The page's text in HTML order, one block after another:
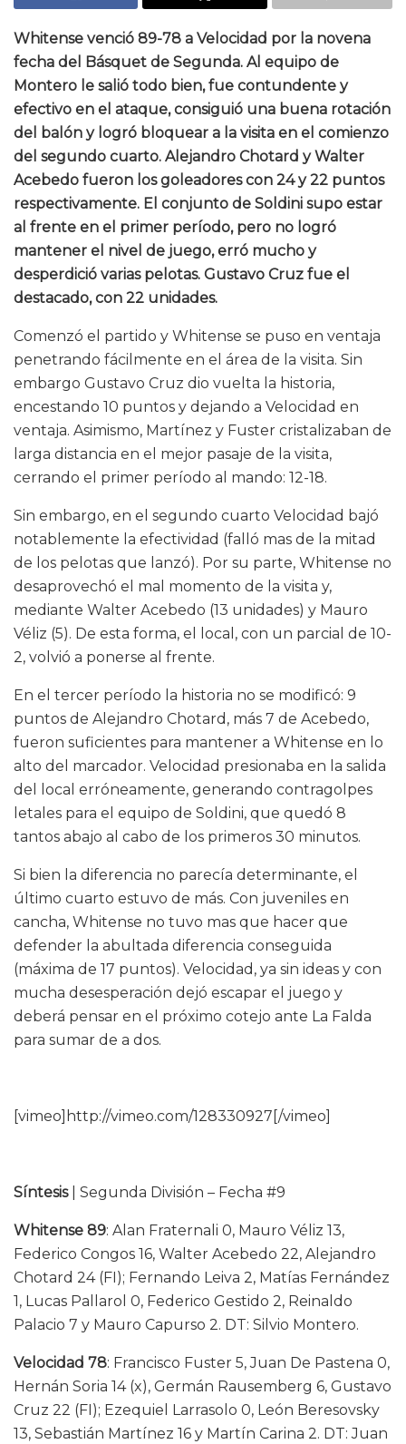
Whitense venció 89-78 a Velocidad por la novena
fecha del Básquet de Segunda. Al equipo de
Montero le salió todo bien, fue contundente y
efectivo en el ataque, consiguió una buena rotación
del balón y logró bloquear a la visita en el comienzo
del segundo cuarto. Alejandro Chotard y Walter
Acebedo fueron los goleadores con 24 y 22 puntos
respectivamente. El conjunto de Soldini supo estar
al frente en el primer período, pero no logró
mantener el nivel de juego, erró mucho y
desperdició varias pelotas. Gustavo Cruz fue el
destacado, con 22 unidades.
Comenzó el partido y Whitense se puso en ventaja
penetrando fácilmente en el área de la visita. Sin
embargo Gustavo Cruz dio vuelta la historia,
encestando 10 puntos y dejando a Velocidad en
ventaja. Asimismo, Martínez y Fuster cristalizaban de
larga distancia en el mejor pasaje de la visita,
cerrando el primer período al mando: 12-18.
Sin embargo, en el segundo cuarto Velocidad bajó
notablemente la efectividad (falló mas de la mitad
de los pelotas que lanzó). Por su parte, Whitense no
desaprovechó el mal momento de la visita y,
mediante Walter Acebedo (13 unidades) y Mauro
Véliz (5). De esta forma, el local, con un parcial de 10-
2, volvió a ponerse al frente.
En el tercer período la historia no se modificó: 9
puntos de Alejandro Chotard, más 7 de Acebedo,
fueron suficientes para mantener a Whitense en lo
alto del marcador. Velocidad presionaba en la salida
del local erróneamente, generando contragolpes
letales para el equipo de Soldini, que quedó 8
tantos abajo al cabo de los primeros 30 minutos.
Si bien la diferencia no parecía determinante, el
último cuarto estuvo de más. Con juveniles en
cancha, Whitense no tuvo mas que hacer que
defender la abultada diferencia conseguida
(máxima de 17 puntos). Velocidad, ya sin ideas y con
mucha desesperación dejó escapar el juego y
deberá pensar en el próximo cotejo ante La Falda
para sumar de a dos.
[vimeo]http://vimeo.com/128330927[/vimeo]
Síntesis| Segunda División – Fecha #9
Whitense 89: Alan Fraternali 0, Mauro Véliz 13,
Federico Congos 16, Walter Acebedo 22, Alejandro
Chotard 24 (FI); Fernando Leiva 2, Matías Fernández
1, Lucas Pallarol 0, Federico Gestido 2, Reinaldo
Palacio 7 y Mauro Capurso 2. DT: Silvio Montero.
Velocidad 78: Francisco Fuster 5, Juan De Pastena 0,
Hernán Soria 14 (x), Germán Rausemberg 6, Gustavo
Cruz 22 (FI); Ezequiel Larrasolo 0, León Beresovsky
13, Sebastián Martínez 16 y Martín Carina 2. DT: Juan